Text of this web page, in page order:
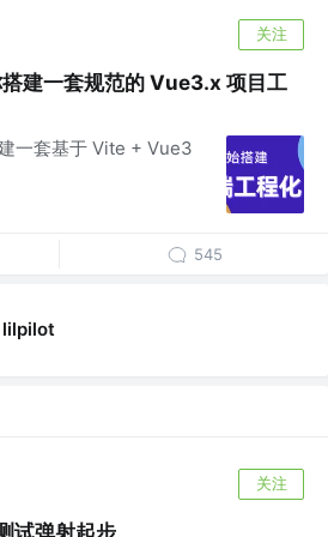
关注
建一套规范的 Vue3.x 项目工
一套基于 Vite + Vue3
545
lilpilot
关注